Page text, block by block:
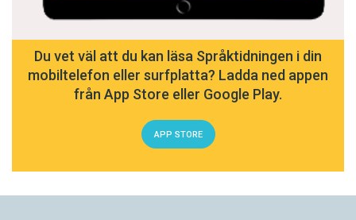
Du vet väl att du kan läsa Språktidningen i din
mobiltelefon eller surfplatta? Ladda ned appen
från App Store eller Google Play.
APP STORE